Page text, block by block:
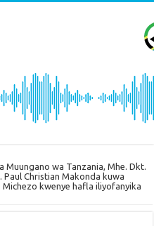
Muungano wa Tanzania, Mhe. Dkt.
Paul Christian Makonda kuwa
kwenye hafla iliyofanyika